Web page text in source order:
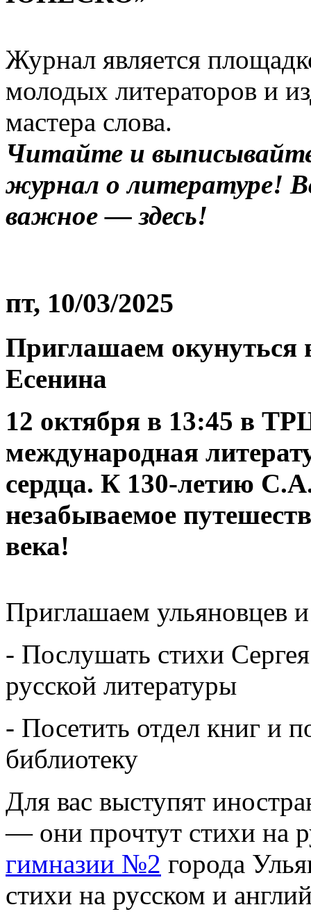
Журнал является
молодых литераторов и
мастера слова.
Читайте и
журнал о литературе!
важное — здесь!
пт, 10/03/2025
Приглашаем окунуться
Есенина
12 октября в 13:45 в
международная
сердца. К 130-летию
незабываемое
века!
Приглашаем ульяновцев
- Послушать стихи
русской литературы
- Посетить отдел книг и
библиотеку
Для вас выступят
— они прочтут стихи на
гимназии №2 города
стихи на русском и